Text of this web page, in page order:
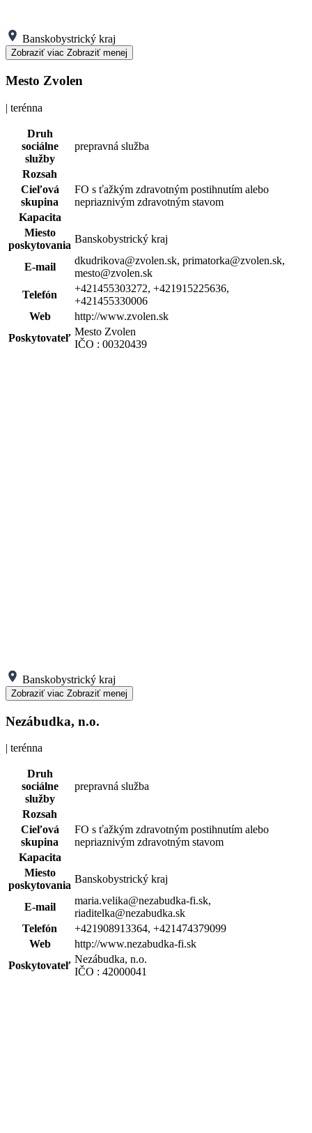
Banskobystrický kraj
Zobraziť viac Zobraziť menej
Mesto Zvolen
| terénna
Druh
sociálne
služby
prepravná služba
Rozsah
Cieľová
skupina
FO s ťažkým zdravotným postihnutím alebo
nepriaznivým zdravotným stavom
Kapacita
Miesto
poskytovania
Banskobystrický kraj
E-mail
dkudrikova@zvolen.sk, primatorka@zvolen.sk,
mesto@zvolen.sk
Telefón
+421455303272, +421915225636,
+421455330006
Web
http://www.zvolen.sk
Poskytovateľ
Mesto Zvolen
IČO : 00320439
Banskobystrický kraj
Zobraziť viac Zobraziť menej
Nezábudka, n.o.
| terénna
Druh
sociálne
služby
prepravná služba
Rozsah
Cieľová
skupina
FO s ťažkým zdravotným postihnutím alebo
nepriaznivým zdravotným stavom
Kapacita
Miesto
poskytovania
Banskobystrický kraj
E-mail
maria.velika@nezabudka-fi.sk,
riaditelka@nezabudka.sk
Telefón
+421908913364, +421474379099
Web
http://www.nezabudka-fi.sk
Poskytovateľ
Nezábudka, n.o.
IČO : 42000041